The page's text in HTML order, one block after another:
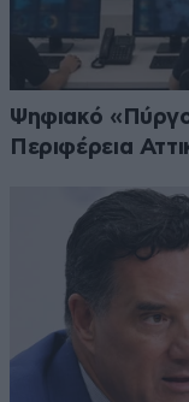
Ψηφιακό
Περιφέρεια